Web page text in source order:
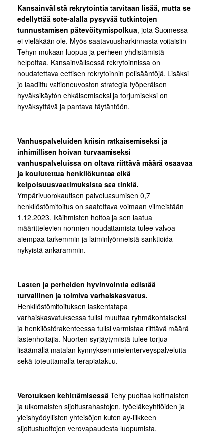
Kansainvälistä rekrytointia tarvitaan lisää, mutta se
edellyttää sote-alalla pysyvää tutkintojen
tunnustamisen pätevöitymispolkua, jota Suomessa
ei vieläkään ole. Myös saatavuusharkinnasta voitaisiin
Tehyn mukaan luopua ja perheen yhdistämistä
helpottaa. Kansainvälisessä rekrytoinnissa on
noudatettava eettisen rekrytoinnin pelisääntöjä. Lisäksi
jo laadittu valtioneuvoston strategia työperäisen
hyväksikäytön ehkäisemiseksi ja torjumiseksi on
hyväksyttävä ja pantava täytäntöön.
Vanhuspalveluiden kriisin ratkaisemiseksi ja
inhimillisen hoivan turvaamiseksi
vanhuspalveluissa on oltava riittävä määrä osaavaa
ja koulutettua henkilökuntaa eikä
kelpoisuusvaatimuksista saa tinkiä.
Ympärivuorokautisen palveluasumisen 0,7
henkilöstömitoitus on saatettava voimaan viimeistään
1.12.2023. Ikäihmisten hoitoa ja sen laatua
määrittelevien normien noudattamista tulee valvoa
aiempaa tarkemmin ja laiminlyönneistä sanktioida
nykyistä ankarammin.
Lasten ja perheiden hyvinvointia edistää
turvallinen ja toimiva varhaiskasvatus.
Henkilöstömitoituksen laskentatapa
varhaiskasvatuksessa tulisi muuttaa ryhmäkohtaiseksi
ja henkilöstörakenteessa tulisi varmistaa riittävä määrä
lastenhoitajia. Nuorten syrjäytymistä tulee torjua
lisäämällä matalan kynnyksen mielenterveyspalveluita
sekä toteuttamalla terapiatakuu.
Verotuksen kehittämisessä Tehy puoltaa kotimaisten
ja ulkomaisten sijoitusrahastojen, työeläkeyhtiöiden ja
yleishyödyllisten yhteisöjen kuten ay-liikkeen
sijoitustuottojen verovapaudesta luopumista.